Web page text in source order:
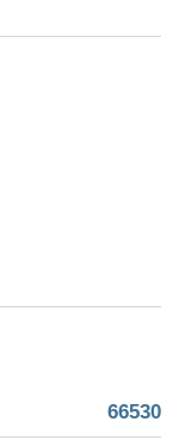
66530